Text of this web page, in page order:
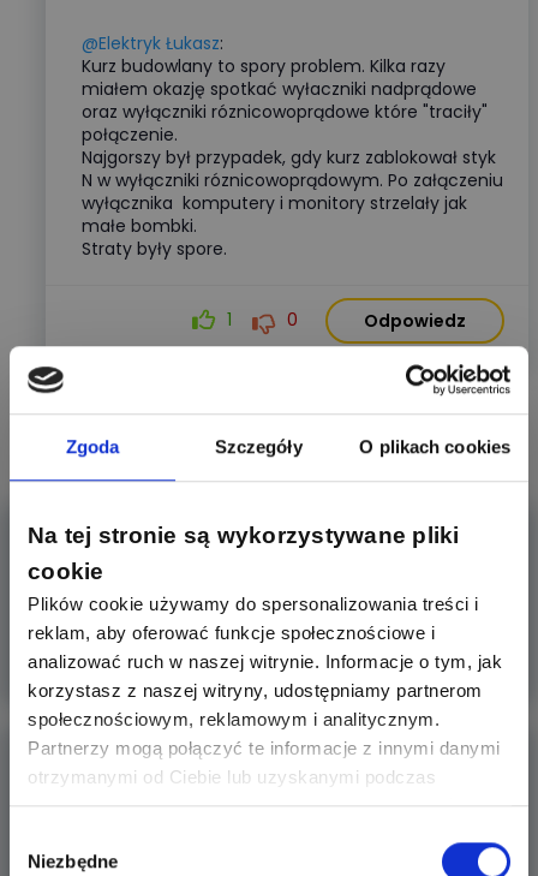
Zgoda Szczegóły O plikach cookies
Na tej stronie są wykorzystywane pliki
cookie
Plików cookie używamy do spersonalizowania treści i
reklam, aby oferować funkcje społecznościowe i
analizować ruch w naszej witrynie. Informacje o tym, jak
korzystasz z naszej witryny, udostępniamy partnerom
społecznościowym, reklamowym i analitycznym.
Partnerzy mogą połączyć te informacje z innymi danymi
otrzymanymi od Ciebie lub uzyskanymi podczas
korzystania z ich usług. Dzięki Twojej zgodzie możemy
preferencji.
zgody
Niezbędne
@Elektryk Łukasz:
Kurz budowlany to spory problem. Kilka razy
miałem okazję spotkać wyłaczniki nadprądowe
oraz wyłączniki róznicowoprądowe które "traciły"
połączenie.
Najgorszy był przypadek, gdy kurz zablokował styk
N w wyłączniki róznicowoprądowym. Po załączeniu
wyłącznika komputery i monitory strzelały jak
małe bombki.
Straty były spore.
1 0 Odpowiedz
Czytaj także:
Kontener budowlany po remoncie
kapitalnym coraz drożej i co raz bardziej profesjonalniej !
Więcej
Rozdzielnica do instalacji fotowoltaicznej po
stronie DC